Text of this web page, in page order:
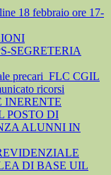
18 febbraio ore 17-
SEGRETERIA
precari_FLC CGIL
ricorsi
INERENTE
POSTO DI
ALUNNI IN
DI BASE UIL